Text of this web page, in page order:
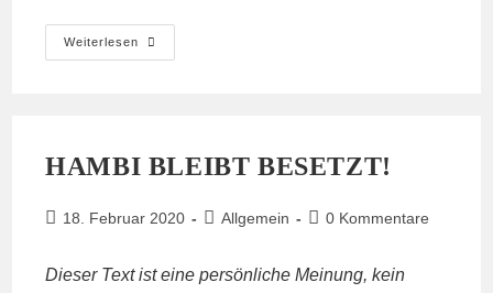
Weiterlesen
Skillshare
Camp
HAMBI BLEIBT BESETZT!
Beitrag
18. Februar 2020
Beitrags-
Allgemein
Beitrags-
0 Kommentare
Dieser Text ist eine persönliche Meinung, kein